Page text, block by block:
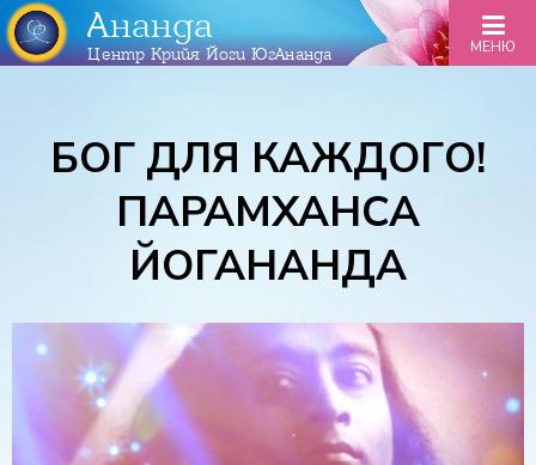
Ананда
Центр Крийя Йоги ЮгАнанда МЕНЮ
БОГ ДЛЯ КАЖДОГО!
ПАРАМХАНСА
ЙОГАНАНДА